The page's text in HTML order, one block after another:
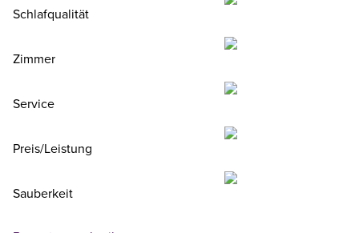
Schlafqualität
Zimmer
Service
Preis/Leistung
Sauberkeit